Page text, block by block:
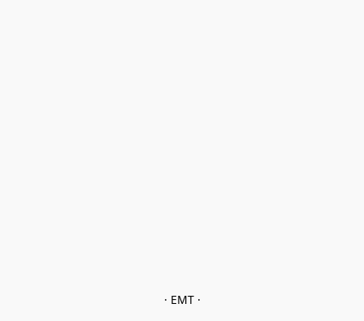
· EMT ·